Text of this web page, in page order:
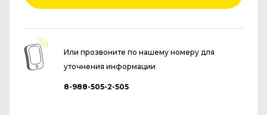
Или прозвоните по нашему номеру для
уточнения информации
8-988-505-2-505